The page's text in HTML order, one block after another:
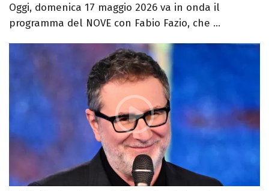
Oggi, domenica 17 maggio 2026 va in onda il
programma del NOVE con Fabio Fazio, che ...